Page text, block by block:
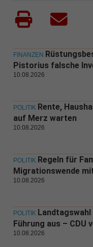
FINANZEN
Pistorius falsche
10.08.2026
POLITIK Rente,
auf Merz warten
10.08.2026
POLITIK Regeln für
Migrationswende
10.08.2026
POLITIK
Führung aus – CDU
10.08.2026